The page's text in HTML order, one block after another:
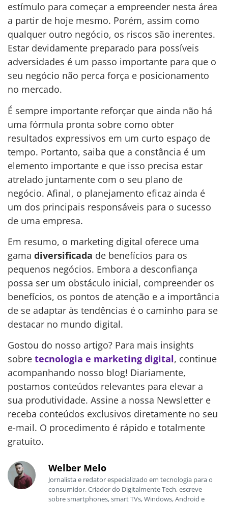
estímulo para começar a empreender nesta área
a partir de hoje mesmo. Porém, assim como
qualquer outro negócio, os riscos são inerentes.
Estar devidamente preparado para possíveis
adversidades é um passo importante para que o
seu negócio não perca força e posicionamento
no mercado.
É sempre importante reforçar que ainda não há
uma fórmula pronta sobre como obter
resultados expressivos em um curto espaço de
tempo. Portanto, saiba que a constância é um
elemento importante e que isso precisa estar
atrelado juntamente com o seu plano de
negócio. Afinal, o planejamento eficaz ainda é
um dos principais responsáveis para o sucesso
de uma empresa.
Em resumo, o marketing digital oferece uma
gama diversificada de benefícios para os
pequenos negócios. Embora a desconfiança
possa ser um obstáculo inicial, compreender os
benefícios, os pontos de atenção e a importância
de se adaptar às tendências é o caminho para se
destacar no mundo digital.
Gostou do nosso artigo? Para mais insights
sobre tecnologia e marketing digital, continue
acompanhando nosso blog! Diariamente,
postamos conteúdos relevantes para elevar a
sua produtividade. Assine a nossa Newsletter e
receba conteúdos exclusivos diretamente no seu
e-mail. O procedimento é rápido e totalmente
gratuito.
Welber Melo
Jornalista e redator especializado em tecnologia para o
consumidor. Criador do Digitalmente Tech, escreve
sobre smartphones, smart TVs, Windows, Android e